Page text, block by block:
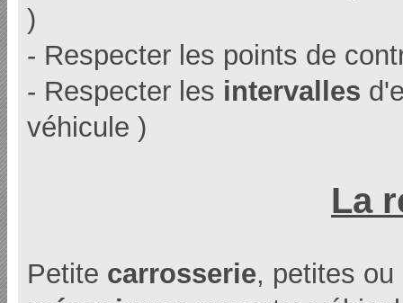
)
- Respecter les points de
- Respecter les intervalles
véhicule )
La
Petite carrosserie, petites